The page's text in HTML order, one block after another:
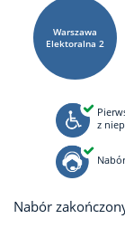
Warszawa
Elektoralna2
z
Nabór